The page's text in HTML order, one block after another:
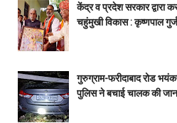
केंद्र व प्रदेश सरकार द्वारा
चहुंमुखी विकास : कृष्णपाल
गुरुग्राम-फरीदाबाद रोड
पुलिस ने बचाई चालक की जान